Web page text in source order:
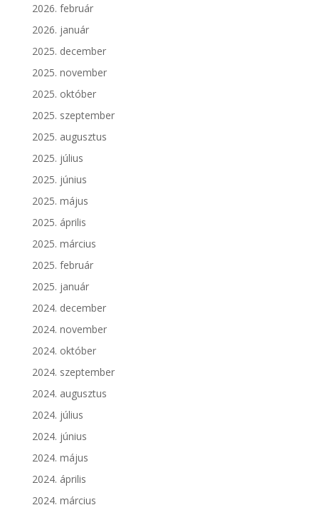
2026. február
2026. január
2025. december
2025. november
2025. október
2025. szeptember
2025. augusztus
2025. július
2025. június
2025. május
2025. április
2025. március
2025. február
2025. január
2024. december
2024. november
2024. október
2024. szeptember
2024. augusztus
2024. július
2024. június
2024. május
2024. április
2024. március